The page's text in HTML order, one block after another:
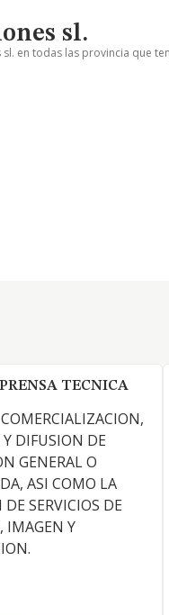
sl.
en todas las provincia que
TECNICA
DIFUSION DE
GENERAL O
ASI COMO LA
SERVICIOS DE
IMAGEN Y